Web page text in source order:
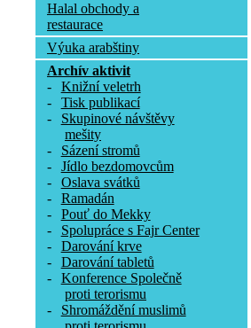
Halal obchody a
restaurace
Výuka arabštiny
Archív aktivit
-
Knižní veletrh
-
Tisk publikací
-
Skupinové návštěvy
mešity
-
Sázení stromů
-
Jídlo bezdomovcům
-
Oslava svátků
-
Ramadán
-
Pouť do Mekky
-
Spolupráce s Fajr Center
-
Darování krve
-
Darování tabletů
-
Konference Společně
proti terorismu
-
Shromáždění muslimů